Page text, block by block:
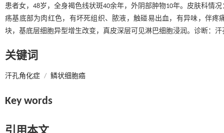
患者女，48岁，全身褐色线状斑40余年，外阴部肿物10年。皮肤科情
疡基底部为肉红色，有坏死组织、脓液，触碰易出血，有异味，伴
块，基底层细胞异型增生改变，真皮深层可见淋巴细胞浸润。诊断：
关键词
汗孔角化症 / 鳞状细胞癌
Key words